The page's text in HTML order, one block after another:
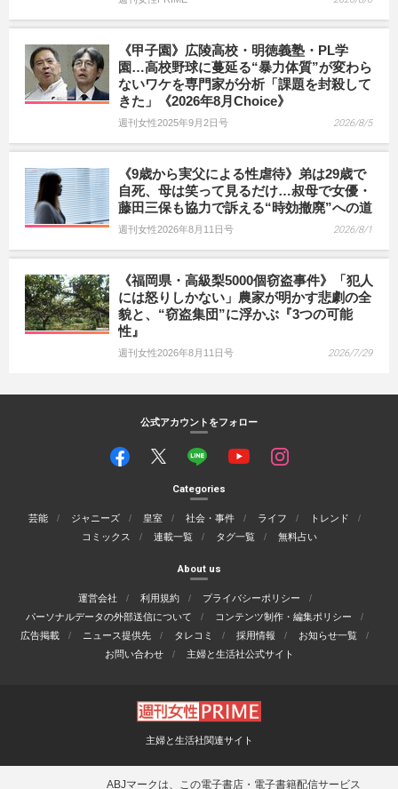
《甲子園》広陵高校・明徳義塾・PL学
園…高校野球に蔓延る“暴力体質”が変わら
ないワケを専門家が分析「課題を封殺して
きた」《2026年8月Choice》
週刊女性2025年9月2日号 2026/8/5
《9歳から実父による性虐待》弟は29歳で
自死、母は笑って見るだけ…叔母で女優・
藤田三保も協力で訴える“時効撤廃”への道
週刊女性2026年8月11日号 2026/8/1
《福岡県・高級梨5000個窃盗事件》「犯人
には怒りしかない」農家が明かす悲劇の全
貌と、“窃盗集団”に浮かぶ『3つの可能
性』
週刊女性2026年8月11日号 2026/7/29
公式アカウントをフォロー
Categories
芸能 ジャニーズ 皇室 社会・事件 ライフ
トレンド
コミックス
連載一覧 タグ一覧 無料占い
About us
運営会社 利用規約
プライバシーポリシー
パーソナルデータの外部送信について
コンテンツ制作・編集ポリシー
広告掲載
ニュース提供先 タレコミ 採用情報
お知らせ一覧
お問い合わせ
主婦と生活社公式サイト
主婦と生活社関連サイト
ABJマークは、この電子書店・電子書籍配信サービス